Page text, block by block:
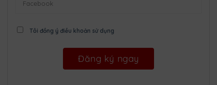
Tôi đồng ý điều khoản sử dụng